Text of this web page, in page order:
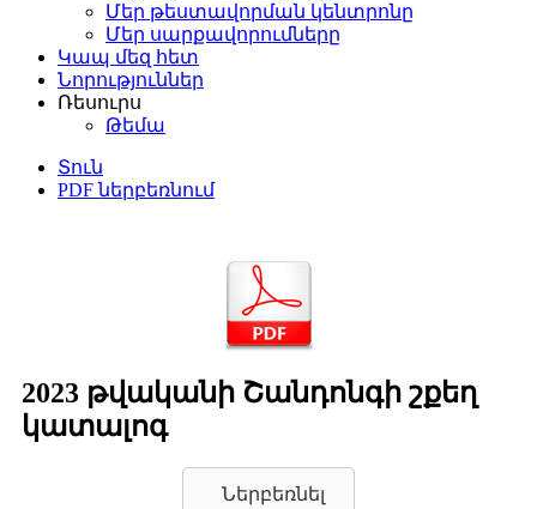
Մեր թեստավորման կենտրոնը
Մեր սարքավորումները
Կապ մեզ հետ
Նորություններ
Ռեսուրս
Թեմա
Տուն
PDF ներբեռնում
2023 թվականի Շանդոնգի շքեղ
կատալոգ
Ներբեռնել